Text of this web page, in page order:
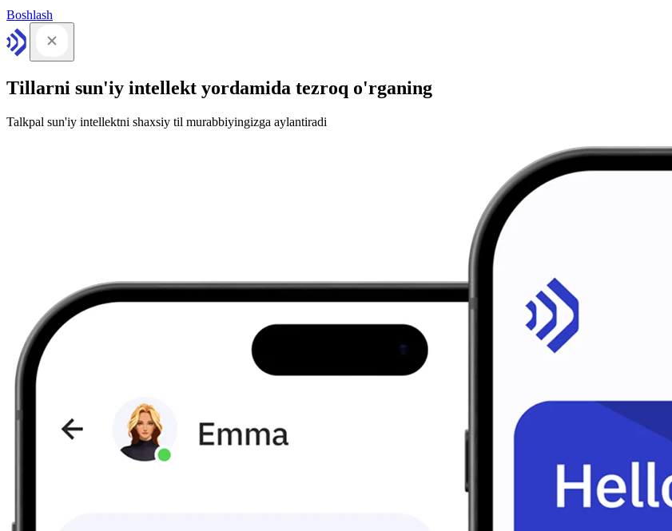
Boshlash
Tillarni sun'iy intellekt yordamida tezroq o'rganing
Talkpal sun'iy intellektni shaxsiy til murabbiyingizga aylantiradi